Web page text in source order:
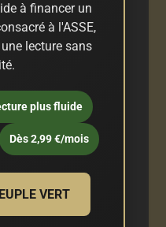
à financer un
à l'ASSE,
lecture sans
plus fluide
Dès 2,99 €/mois
VERT